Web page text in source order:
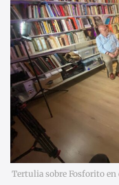
Tertulia sobre Fosforito en